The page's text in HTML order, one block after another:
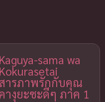
Kaguya-sama wa
Kokurasetai
ารภาพรักกับคุณ
างุยะซะดีๆ ภาค 1